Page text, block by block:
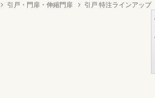
引戸・門扉・伸縮門扉 引戸 特注ラインアップ